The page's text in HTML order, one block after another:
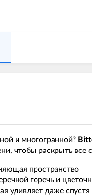
и многогранной?
чтобы раскрыть все
пространство
горечь и
удивляет даже спустя